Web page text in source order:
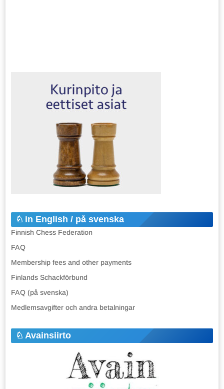
in English / på svenska
Finnish Chess Federation
FAQ
Membership fees and other payments
Finlands Schackförbund
FAQ (på svenska)
Medlemsavgifter och andra betalningar
Avainsiirto